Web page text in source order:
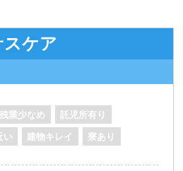
ケア
残業少なめ 託児所有り
い 建物キレイ 寮あり